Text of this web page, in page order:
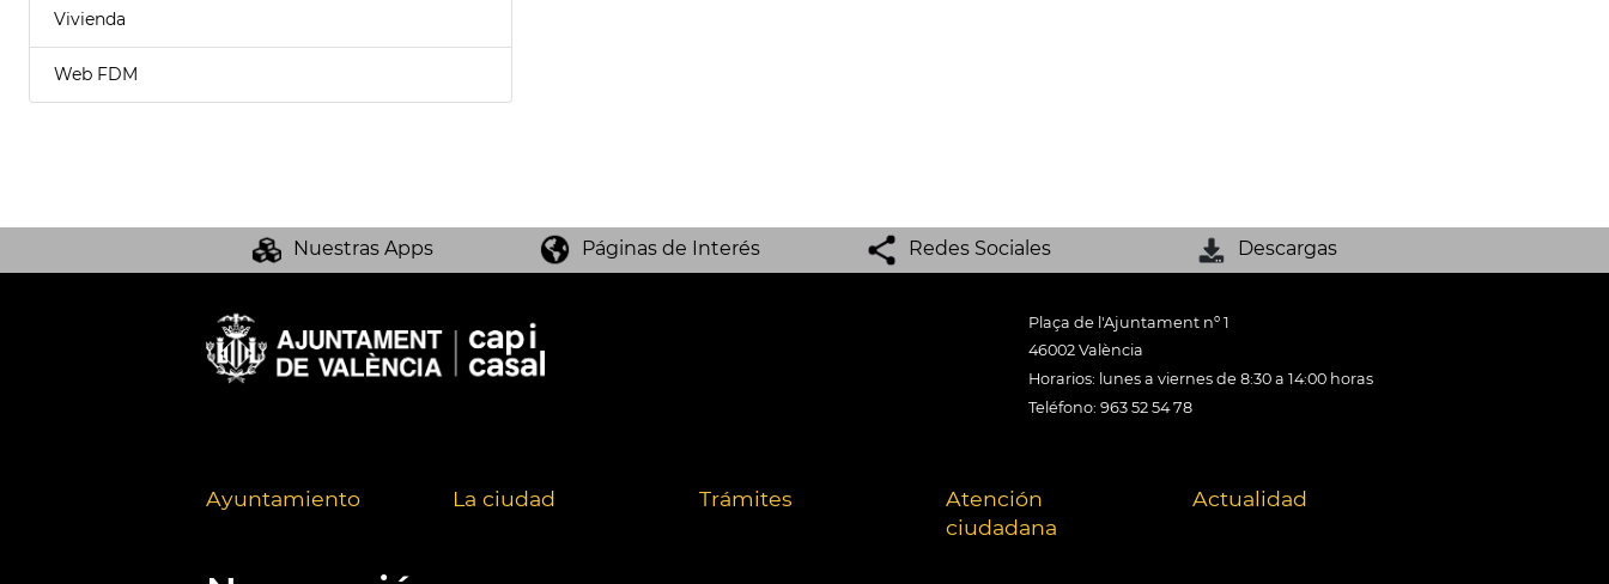
Vivienda
Web FDM
Nuestras Apps Páginas de Interés Redes Sociales Descargas
Plaça de l'Ajuntament nº 1
46002 València
Horarios: lunes a viernes de 8:30 a 14:00 horas
Teléfono: 963 52 54 78
Ayuntamiento La ciudad Trámites
Atención
ciudadana
Actualidad